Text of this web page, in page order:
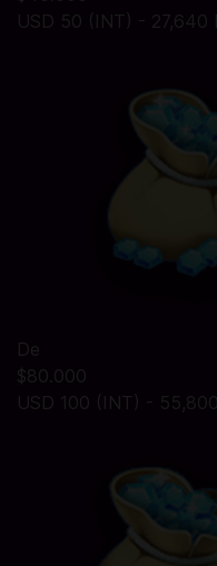
USD 50 (INT) - 27,640
De
$80.000
USD 100 (INT) -